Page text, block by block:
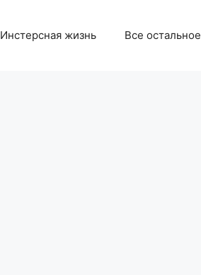
Инстерсная жизнь Все остальное